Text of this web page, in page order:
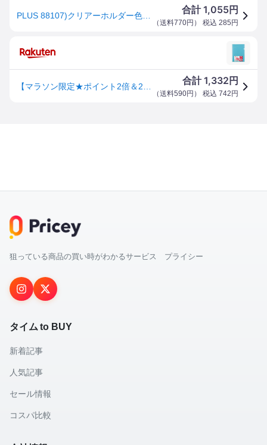
合計1,055円
（送料770円 ） 税込 285 円
合計1,332 円
（送料590円 ） 税込 742 円
狙っている商品の買い時がわかるサービス プライシー
タイム to BUY
新着記事
人気記事
セール情報
コスパ比較